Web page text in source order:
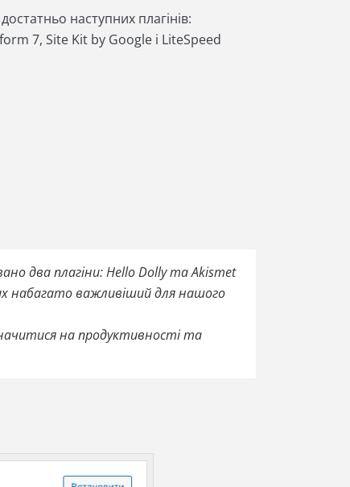
наступних плагінів:
7, Site Kit by Google і LiteSpeed
два плагіни: Hello Dolly та Akismet
набагато важливіший для нашого
на продуктивності та